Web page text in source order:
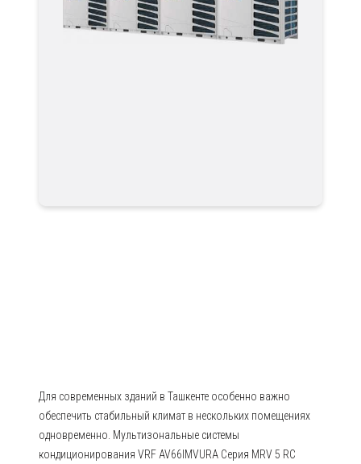
Для современных зданий в Ташкенте особенно важно
обеспечить стабильный климат в нескольких помещениях
одновременно. Мультизональные системы
кондиционирования VRF AV66IMVURA Серия MRV 5 RC